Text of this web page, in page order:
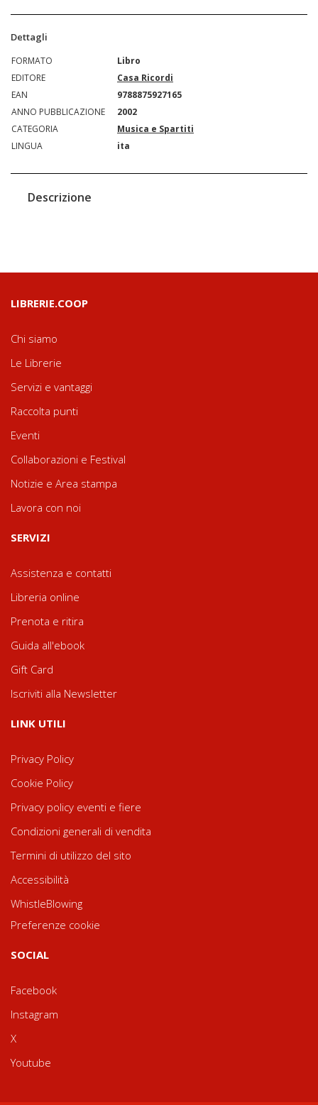
Dettagli
FORMATO
Libro
EDITORE
Casa Ricordi
EAN
9788875927165
ANNO PUBBLICAZIONE
2002
CATEGORIA
Musica e Spartiti
LINGUA
ita
Descrizione
LIBRERIE.COOP
Chi siamo
Le Librerie
Servizi e vantaggi
Raccolta punti
Eventi
Collaborazioni e Festival
Notizie e Area stampa
Lavora con noi
SERVIZI
Assistenza e contatti
Libreria online
Prenota e ritira
Guida all'ebook
Gift Card
Iscriviti alla Newsletter
LINK UTILI
Privacy Policy
Cookie Policy
Privacy policy eventi e fiere
Condizioni generali di vendita
Termini di utilizzo del sito
Accessibilità
WhistleBlowing
Preferenze cookie
SOCIAL
Facebook
Instagram
X
Youtube